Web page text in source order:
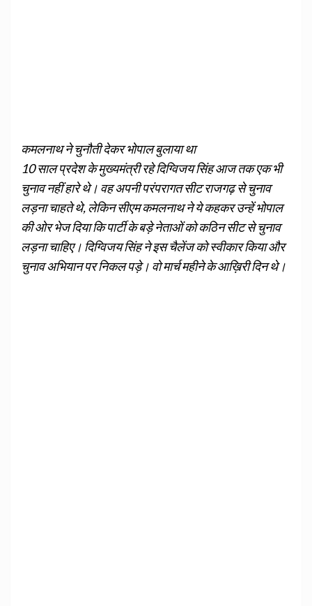
कमलनाथ ने चुनौती देकर भोपाल बुलाया था
10 साल प्रदेश के मुख्यमंत्री रहे दिग्विजय सिंह आज तक एक भी
चुनाव नहीं हारे थे। वह अपनी परंपरागत सीट राजगढ़ से चुनाव
लड़ना चाहते थे, लेकिन सीएम कमलनाथ ने ये कहकर उन्हें भोपाल
की ओर भेज दिया कि पार्टी के बड़े नेताओं को कठिन सीट से चुनाव
लड़ना चाहिए। दिग्विजय सिंह ने इस चैलेंज को स्वीकार किया और
चुनाव अभियान पर निकल पड़े। वो मार्च महीने के आख़िरी दिन थे।